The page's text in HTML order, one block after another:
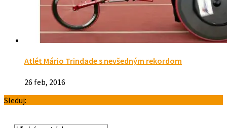
Atlét Mário Trindade s nevšedným rekordom
26 feb, 2016
Sleduj: